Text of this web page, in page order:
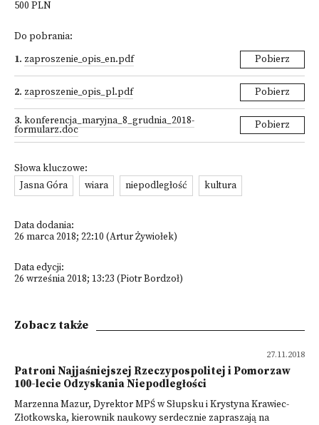
500 PLN
Do pobrania:
1. zaproszenie_opis_en.pdf Pobierz
2. zaproszenie_opis_pl.pdf Pobierz
3. konferencja_maryjna_8_grudnia_2018-
formularz.doc Pobierz
Słowa kluczowe:
Jasna Góra
wiara niepodległość kultura
Data dodania:
26 marca 2018; 22:10 (Artur Żywiołek)
Data edycji:
26 września 2018; 13:23 (Piotr Bordzoł)
Zobacz także
27.11.2018
Patroni Najjaśniejszej Rzeczypospolitej i Pomorzaw
100-lecie Odzyskania Niepodległości
Marzenna Mazur, Dyrektor MPŚ w Słupsku i Krystyna Krawiec-
Złotkowska, kierownik naukowy serdecznie zapraszają na